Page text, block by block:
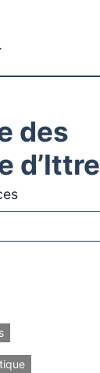
des
d’Ittre